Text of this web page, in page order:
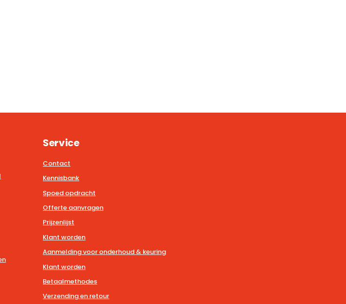
Service
Contact
Kennisbank
Spoed opdracht
Offerte aanvragen
Prijzenlijst
Klant worden
Aanmelding voor onderhoud & keuring
Klant worden
Betaalmethodes
Verzending en retour